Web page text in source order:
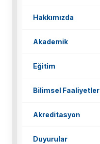
Hakkımızda
Akademik
Eğitim
Bilimsel Faaliyetler
Akreditasyon
Duyurular